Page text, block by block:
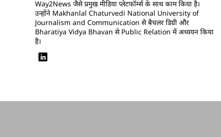
Way2News जैसे प्रमुख मीडिया प्लेटफॉर्म्स के साथ काम किया है।
उन्होंने Makhanlal Chaturvedi National University of
Journalism and Communication से बैचलर डिग्री और
Bharatiya Vidya Bhavan से Public Relation में अध्ययन किया
है।